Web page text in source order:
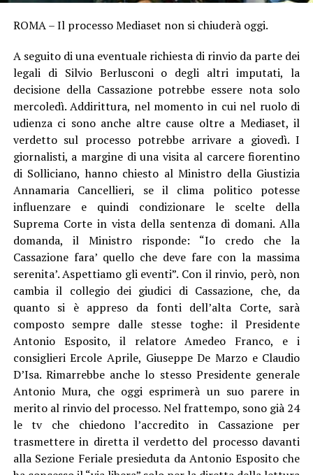
ROMA – Il processo Mediaset non si chiuderà oggi.
A seguito di una eventuale richiesta di rinvio da parte dei
legali di Silvio Berlusconi o degli altri imputati, la
decisione della Cassazione potrebbe essere nota solo
mercoledì. Addirittura, nel momento in cui nel ruolo di
udienza ci sono anche altre cause oltre a Mediaset, il
verdetto sul processo potrebbe arrivare a giovedì. I
giornalisti, a margine di una visita al carcere fiorentino
di Solliciano, hanno chiesto al Ministro della Giustizia
Annamaria Cancellieri, se il clima politico potesse
influenzare e quindi condizionare le scelte della
Suprema Corte in vista della sentenza di domani. Alla
domanda, il Ministro risponde: “Io credo che la
Cassazione fara’ quello che deve fare con la massima
serenita’. Aspettiamo gli eventi”. Con il rinvio, però, non
cambia il collegio dei giudici di Cassazione, che, da
quanto si è appreso da fonti dell’alta Corte, sarà
composto sempre dalle stesse toghe: il Presidente
Antonio Esposito, il relatore Amedeo Franco, e i
consiglieri Ercole Aprile, Giuseppe De Marzo e Claudio
D’Isa. Rimarrebbe anche lo stesso Presidente generale
Antonio Mura, che oggi esprimerà un suo parere in
merito al rinvio del processo. Nel frattempo, sono già 24
le tv che chiedono l’accredito in Cassazione per
trasmettere in diretta il verdetto del processo davanti
alla Sezione Feriale presieduta da Antonio Esposito che